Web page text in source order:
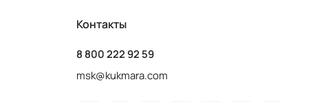
Контакты
8 800 222 92 59
msk@kukmara.com